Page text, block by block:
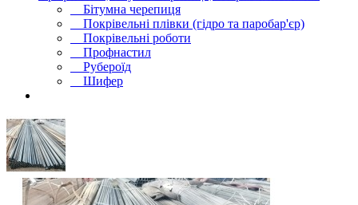
Бітумна черепиця
Покрівельні плівки (гідро та паробар'єр)
Покрівельні роботи
Профнастил
Рубероїд
Шифер